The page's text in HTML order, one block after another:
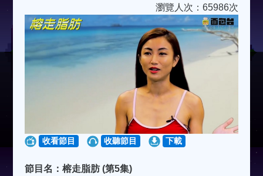
瀏覽人次：65986次
收看節目 收聽節目 下載
節目名：榕走脂肪 (第5集)